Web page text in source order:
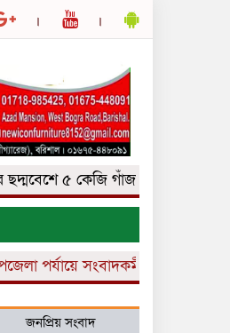
৫ কেজি গাঁজাসহ মাদক ব্যবসায়ী
পর্যায়ে সংবাদকর্মী নিয়োগ চলছে।
জনপ্রিয় সংবাদ